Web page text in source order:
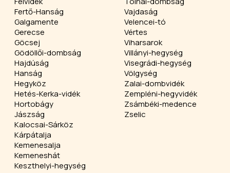
Fertő-Hanság
Galgamente
Gerecse
Göcsej
Gödöllői-dombság
Hajdúság
Hanság
Hegyköz
Hetés-Kerka-vidék
Hortobágy
Jászság
Kalocsai-Sárköz
Kárpátalja
Kemenesalja
Kemeneshát
Keszthelyi-hegység
Vajdaság
Velencei-tó
Vértes
Viharsarok
Villányi-hegység
Visegrádi-hegység
Völgység
Zalai-dombvidék
Zempléni-hegyvidék
Zsámbéki-medence
Zselic